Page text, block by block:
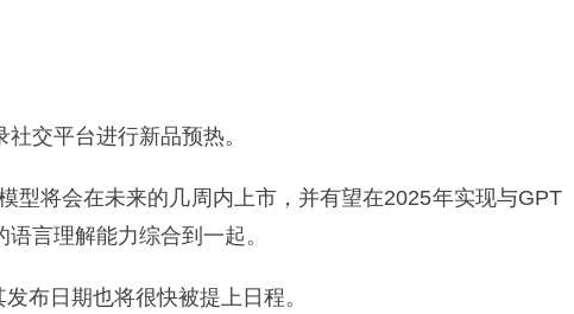
交平台进行新品预热。
型将会在未来的几周内上市，并有望在2025年实现与GPT
言理解能力综合到一起。
布日期也将很快被提上日程。